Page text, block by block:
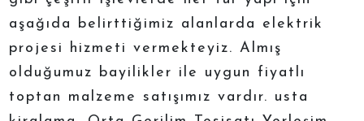
aşağıda belirttiğimiz alanlarda elektrik
projesi hizmeti vermekteyiz. Almış
olduğumuz bayilikler ile uygun fiyatlı
toptan malzeme satışımız vardır. usta